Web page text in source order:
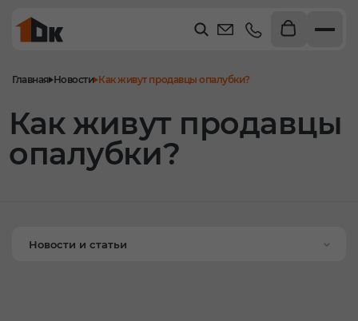
Как живут продавцы
опалубки?
Главная Новости Как живут продавцы опалубки?
Новости и статьи